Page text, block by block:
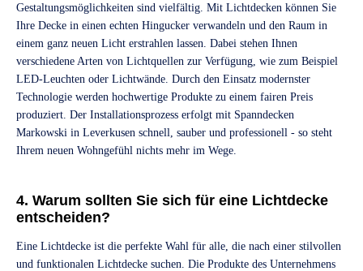
Gestaltungsmöglichkeiten sind vielfältig. Mit Lichtdecken können Sie
Ihre Decke in einen echten Hingucker verwandeln und den Raum in
einem ganz neuen Licht erstrahlen lassen. Dabei stehen Ihnen
verschiedene Arten von Lichtquellen zur Verfügung, wie zum Beispiel
LED-Leuchten oder Lichtwände. Durch den Einsatz modernster
Technologie werden hochwertige Produkte zu einem fairen Preis
produziert. Der Installationsprozess erfolgt mit Spanndecken
Markowski in Leverkusen schnell, sauber und professionell - so steht
Ihrem neuen Wohngefühl nichts mehr im Wege.
4. Warum sollten Sie sich für eine Lichtdecke
entscheiden?
Eine Lichtdecke ist die perfekte Wahl für alle, die nach einer stilvollen
und funktionalen Lichtdecke suchen. Die Produkte des Unternehmens